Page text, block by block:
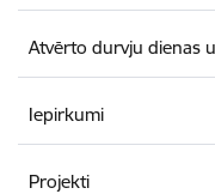
Atvērto durvju dienas
Iepirkumi
Projekti